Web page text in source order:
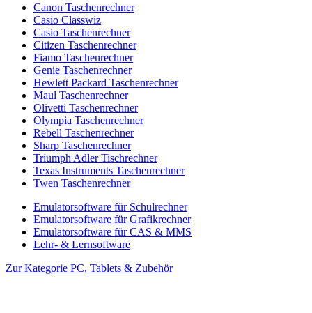
Canon Taschenrechner
Casio Classwiz
Casio Taschenrechner
Citizen Taschenrechner
Fiamo Taschenrechner
Genie Taschenrechner
Hewlett Packard Taschenrechner
Maul Taschenrechner
Olivetti Taschenrechner
Olympia Taschenrechner
Rebell Taschenrechner
Sharp Taschenrechner
Triumph Adler Tischrechner
Texas Instruments Taschenrechner
Twen Taschenrechner
Emulatorsoftware für Schulrechner
Emulatorsoftware für Grafikrechner
Emulatorsoftware für CAS & MMS
Lehr- & Lernsoftware
Zur Kategorie PC, Tablets & Zubehör